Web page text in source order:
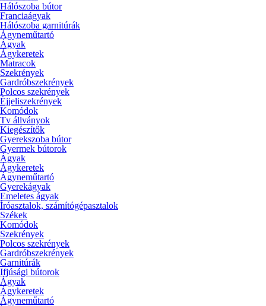
Hálószoba bútor
Franciaágyak
Hálószoba garnitúrák
Ágyneműtartó
Ágyak
Ágykeretek
Matracok
Szekrények
Gardróbszekrények
Polcos szekrények
Éjjeliszekrények
Komódok
Tv állványok
Kiegészítők
Gyerekszoba bútor
Gyermek bútorok
Ágyak
Ágykeretek
Ágyneműtartó
Gyerekágyak
Emeletes ágyak
Íróasztalok, számítógépasztalok
Székek
Komódok
Szekrények
Polcos szekrények
Gardróbszekrények
Garnitúrák
Ifjúsági bútorok
Ágyak
Ágykeretek
Ágyneműtartó